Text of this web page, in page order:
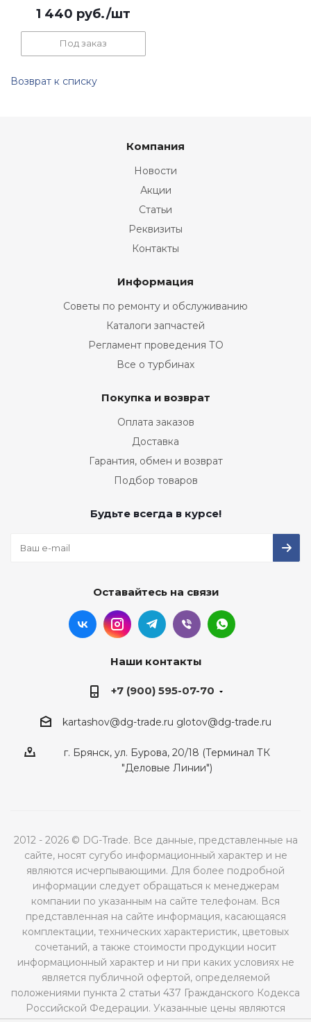
1 440 руб./шт
Под заказ
Возврат к списку
Компания
Новости
Акции
Статьи
Реквизиты
Контакты
Информация
Советы по ремонту и обслуживанию
Каталоги запчастей
Регламент проведения ТО
Все о турбинах
Покупка и возврат
Оплата заказов
Доставка
Гарантия, обмен и возврат
Подбор товаров
Будьте всегда в курсе!
Оставайтесь на связи
Наши контакты
+7 (900) 595-07-70
kartashov@dg-trade.ru glotov@dg-trade.ru
г. Брянск, ул. Бурова, 20/18 (Терминал ТК
"Деловые Линии")
2012 - 2026 © DG-Trade. Все данные, представленные на
сайте, носят сугубо информационный характер и не
являются исчерпывающими. Для более подробной
информации следует обращаться к менеджерам
компании по указанным на сайте телефонам. Вся
представленная на сайте информация, касающаяся
комплектации, технических характеристик, цветовых
сочетаний, а также стоимости продукции носит
информационный характер и ни при каких условиях не
является публичной офертой, определяемой
положениями пункта 2 статьи 437 Гражданского Кодекса
Российской Федерации. Указанные цены являются